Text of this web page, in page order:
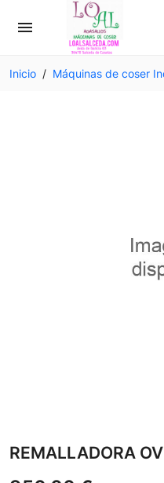
menu
Inicio Máquinas de coser
REMALLADORA